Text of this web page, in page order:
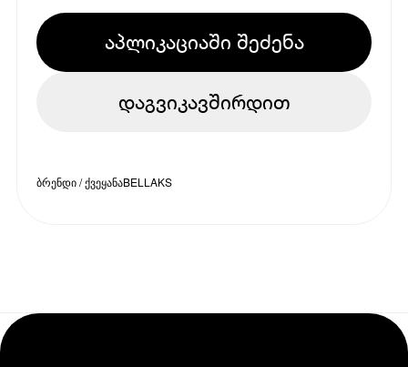
აპლიკაციაში შეძენა
დაგვიკავშირდით
ბრენდი / ქვეყანაBELLAKS